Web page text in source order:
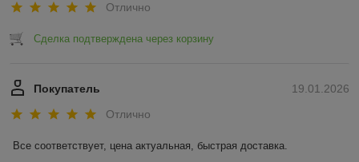
Отлично
Сделка подтверждена через корзину
19.01.2026
Покупатель
Отлично
Все соответствует, цена актуальная, быстрая доставка.